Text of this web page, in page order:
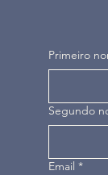
Primeiro
Segundo
Email *